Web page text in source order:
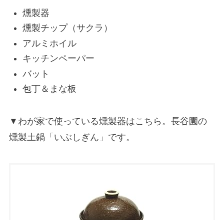
燻製器
燻製チップ（サクラ）
アルミホイル
キッチンペーパー
バット
包丁＆まな板
▼わが家で使っている燻製器はこちら。長谷園の
燻製土鍋「いぶしぎん」です。